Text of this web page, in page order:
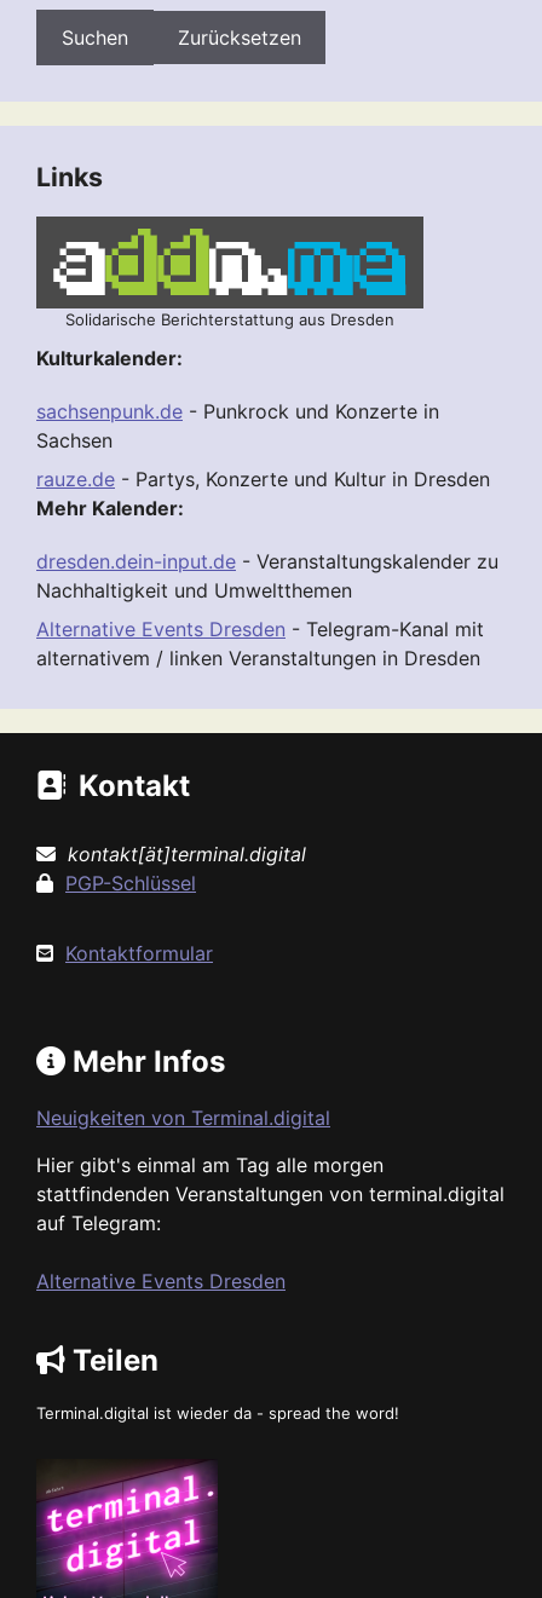
Zurücksetzen
Links
Solidarische Berichterstattung aus Dresden
Kulturkalender:
sachsenpunk.de - Punkrock und Konzerte in
Sachsen
rauze.de - Partys, Konzerte und Kultur in Dresden
Mehr Kalender:
dresden.dein-input.de - Veranstaltungskalender zu
Nachhaltigkeit und Umweltthemen
Alternative Events Dresden - Telegram-Kanal mit
alternativem / linken Veranstaltungen in Dresden
Kontakt
kontakt[ät]terminal.digital
PGP-Schlüssel
Kontaktformular
Mehr Infos
Neuigkeiten von Terminal.digital
Hier gibt's einmal am Tag alle morgen
stattfindenden Veranstaltungen von terminal.digital
auf Telegram:
Alternative Events Dresden
Teilen
Terminal.digital ist wieder da - spread the word!